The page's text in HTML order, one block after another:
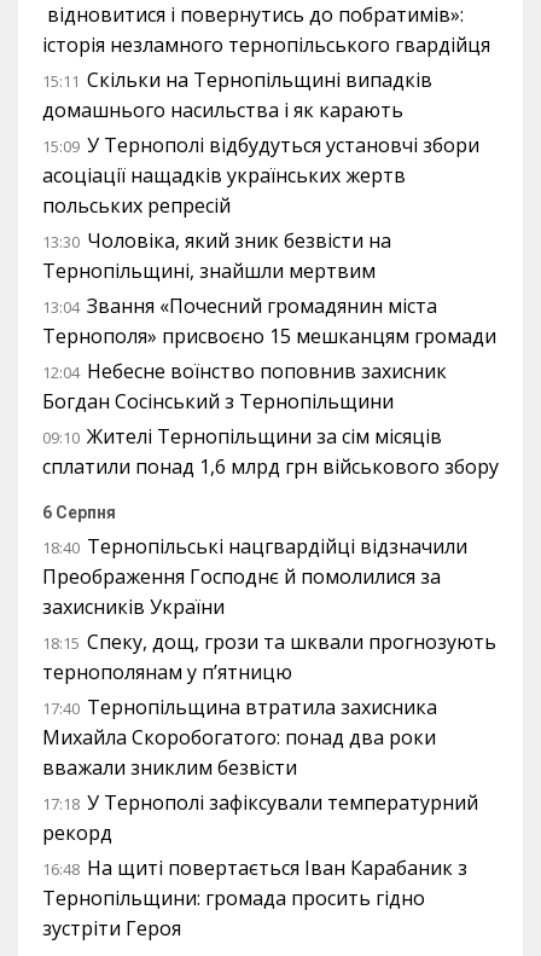
відновитися і повернутись до побратимів»:
історія незламного тернопільського гвардійця
15:11 Скільки на Тернопільщині випадків
домашнього насильства і як карають
15:09 У Тернополі відбудуться установчі збори
асоціації нащадків українських жертв
польських репресій
13:30 Чоловіка, який зник безвісти на
Тернопільщині, знайшли мертвим
13:04 Звання «Почесний громадянин міста
Тернополя» присвоєно 15 мешканцям громади
12:04 Небесне воїнство поповнив захисник
Богдан Сосінський з Тернопільщини
09:10 Жителі Тернопільщини за сім місяців
сплатили понад 1,6 млрд грн військового збору
6 Серпня
18:40 Тернопільські нацгвардійці відзначили
Преображення Господнє й помолилися за
захисників України
18:15 Спеку, дощ, грози та шквали прогнозують
тернополянам у п’ятницю
17:40 Тернопільщина втратила захисника
Михайла Скоробогатого: понад два роки
вважали зниклим безвісти
17:18 У Тернополі зафіксували температурний
рекорд
16:48 На щиті повертається Іван Карабаник з
Тернопільщини: громада просить гідно
зустріти Героя